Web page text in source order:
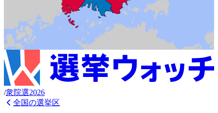
/衆院選2026
全国の選挙区